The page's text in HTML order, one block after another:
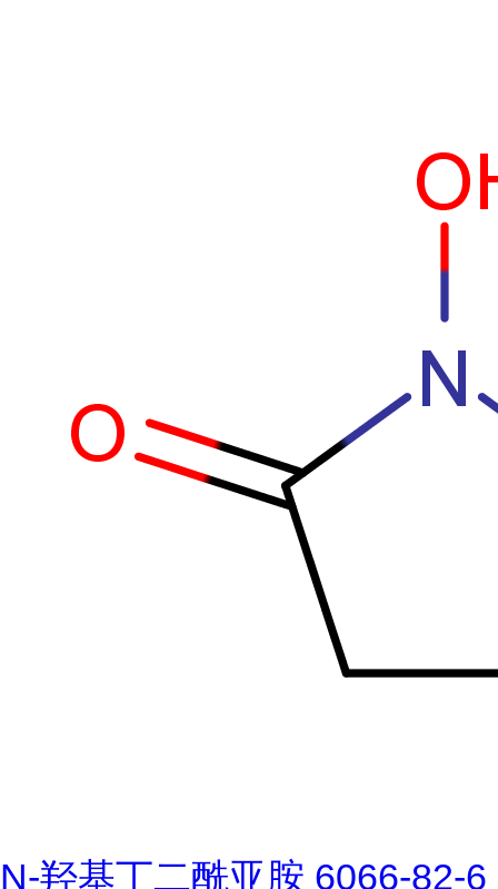
N-羟基丁二酰亚胺 6066-82-6